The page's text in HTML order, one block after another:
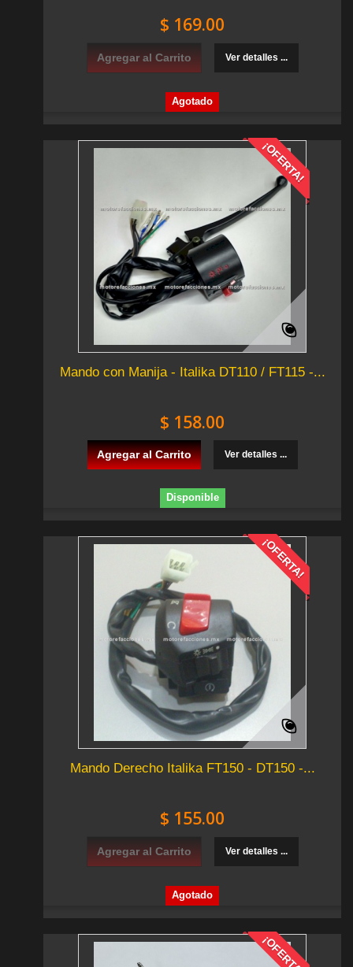
$ 169.00
Agregar al Carrito Ver detalles ...
Agotado
¡OFERTA!
Mando con Manija - Italika DT110 / FT115 -...
$ 158.00
Agregar al Carrito Ver detalles ...
Disponible
¡OFERTA!
Mando Derecho Italika FT150 - DT150 -...
$ 155.00
Agregar al Carrito Ver detalles ...
Agotado
¡OFERTA!